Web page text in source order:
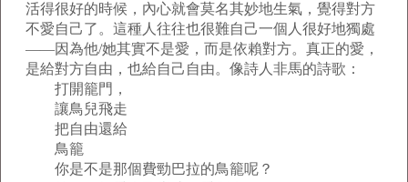
活得很好的時候，內心就會莫名其妙地生氣，覺得對方
不愛自己了。這種人往往也很難自己一個人很好地獨處
——因為他/她其實不是愛，而是依賴對方。真正的愛，
是給對方自由，也給自己自由。像詩人非馬的詩歌：
打開籠門，
讓鳥兒飛走
把自由還給
鳥籠
你是不是那個費勁巴拉的鳥籠呢？